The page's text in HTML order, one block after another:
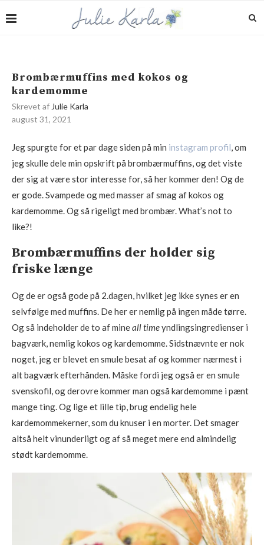
Brombærmuffins med kokos og
kardemomme
Skrevet af Julie Karla
august 31, 2021
Jeg spurgte for et par dage siden på min instagram profil, om
jeg skulle dele min opskrift på brombærmuffins, og det viste
der sig at være stor interesse for, så her kommer den! Og de
er gode. Svampede og med masser af smag af kokos og
kardemomme. Og så rigeligt med brombær. What’s not to
like?!
Brombærmuffins der holder sig
friske længe
Og de er også gode på 2.dagen, hvilket jeg ikke synes er en
selvfølge med muffins. De her er nemlig på ingen måde tørre.
Og så indeholder de to af mineall timeyndlingsingredienser i
bagværk, nemlig kokos og kardemomme. Sidstnævnte er nok
noget, jeg er blevet en smule besat af og kommer nærmest i
alt bagværk efterhånden. Måske fordi jeg også er en smule
svenskofil, og derovre kommer man også kardemomme i pænt
mange ting. Og lige et lille tip, brug endelig hele
kardemommekerner, som du knuser i en morter. Det smager
altså helt vinunderligt og af så meget mere end almindelig
stødt kardemomme.